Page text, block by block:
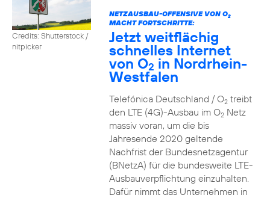
Credits: Shutterstock /
nitpicker
NETZAUSBAU-OFFENSIVE VON O2
MACHT FORTSCHRITTE:
Jetzt weitflächig
schnelles Internet
von O2 in Nordrhein-
Westfalen
Telefónica Deutschland / O2treibt
den LTE (4G)-Ausbau im O2Netz
massiv voran, um die bis
Jahresende 2020 geltende
Nachfrist der Bundesnetzagentur
(BNetzA) für die bundesweite LTE-
Ausbauverpflichtung einzuhalten.
Dafür nimmt das Unternehmen in